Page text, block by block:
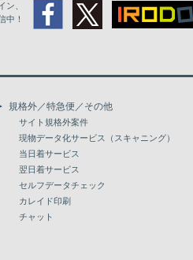
ン、
中！
規格外／特急便／その他
サイト規格外案件
現物データ化サービス（スキャニング）
当日着サービス
翌日着サービス
セルフデータチェック
カレイド印刷
チャット